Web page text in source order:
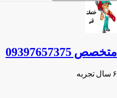
متخصص 09397657375
۶ سال تجربه